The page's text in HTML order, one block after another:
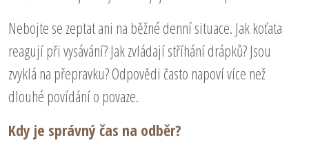
Nebojte se zeptat ani na běžné denní situace. Jak koťata
reagují při vysávání? Jak zvládají stříhání drápků? Jsou
zvyklá na přepravku? Odpovědi často napoví více než
dlouhé povídání o povaze.
Kdy je správný čas na odběr?